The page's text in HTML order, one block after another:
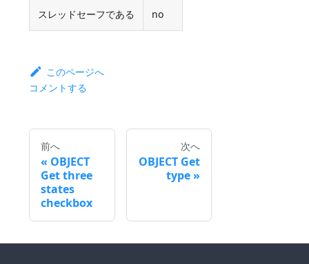
スレッドセーフである no
このページへ
コメントする
前へ
OBJECT
Get three
states
checkbox
次へ
OBJECT Get
type